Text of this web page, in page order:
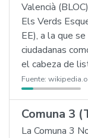
Valencià
Els Verds
EE), a la que
ciudadanas
el cabeza de
Fuente:
Comuna 3
La Comuna 3